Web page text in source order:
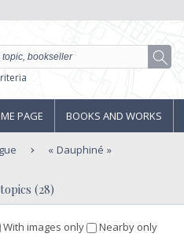
PAGE BOOKS AND WORKS
Dauphiné
(28)
With images only Nearby only